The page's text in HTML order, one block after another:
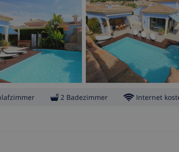
2 Badezimmer Internet